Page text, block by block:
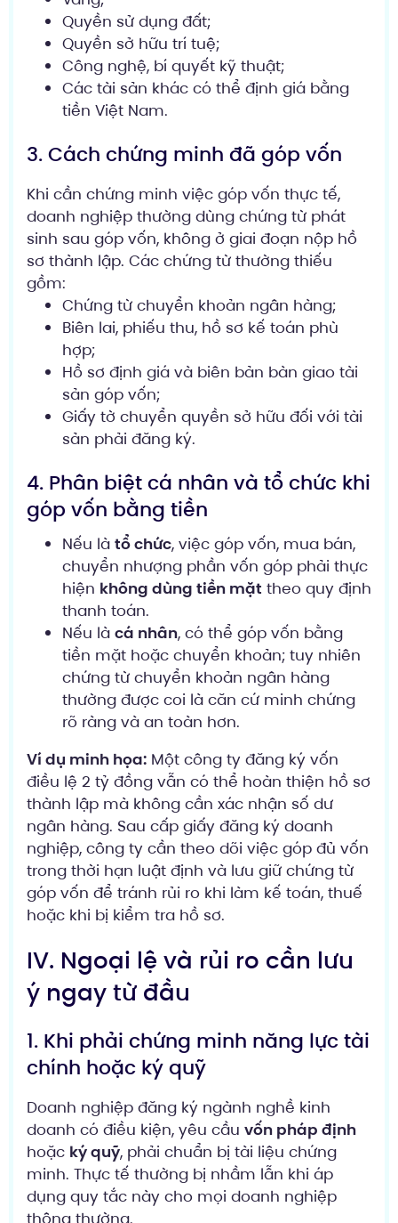
Quyền sử dụng đất;
Quyền sở hữu trí tuệ;
Công nghệ, bí quyết kỹ thuật;
Các tài sản khác có thể định giá bằng
tiền Việt Nam.
3. Cách chứng minh đã góp vốn
Khi cần chứng minh việc góp vốn thực tế,
doanh nghiệp thường dùng chứng từ phát
sinh sau góp vốn, không ở giai đoạn nộp hồ
sơ thành lập. Các chứng từ thường thiếu
gồm:
Chứng từ chuyển khoản ngân hàng;
Biên lai, phiếu thu, hồ sơ kế toán phù
hợp;
Hồ sơ định giá và biên bản bàn giao tài
sản góp vốn;
Giấy tờ chuyển quyền sở hữu đối với tài
sản phải đăng ký.
4. Phân biệt cá nhân và tổ chức khi
góp vốn bằng tiền
Nếu là tổ chức, việc góp vốn, mua bán,
chuyển nhượng phần vốn góp phải thực
hiện không dùng tiền mặt theo quy định
thanh toán.
Nếu là cá nhân, có thể góp vốn bằng
tiền mặt hoặc chuyển khoản; tuy nhiên
chứng từ chuyển khoản ngân hàng
thường được coi là căn cứ minh chứng
rõ ràng và an toàn hơn.
Ví dụ minh họa: Một công ty đăng ký vốn
điều lệ 2 tỷ đồng vẫn có thể hoàn thiện hồ sơ
thành lập mà không cần xác nhận số dư
ngân hàng. Sau cấp giấy đăng ký doanh
nghiệp, công ty cần theo dõi việc góp đủ vốn
trong thời hạn luật định và lưu giữ chứng từ
góp vốn để tránh rủi ro khi làm kế toán, thuế
hoặc khi bị kiểm tra hồ sơ.
IV. Ngoại lệ và rủi ro cần lưu
ý ngay từ đầu
1. Khi phải chứng minh năng lực tài
chính hoặc ký quỹ
Doanh nghiệp đăng ký ngành nghề kinh
doanh có điều kiện, yêu cầu vốn pháp định
hoặc ký quỹ, phải chuẩn bị tài liệu chứng
minh. Thực tế thường bị nhầm lẫn khi áp
dụng quy tắc này cho mọi doanh nghiệp
thông thường.